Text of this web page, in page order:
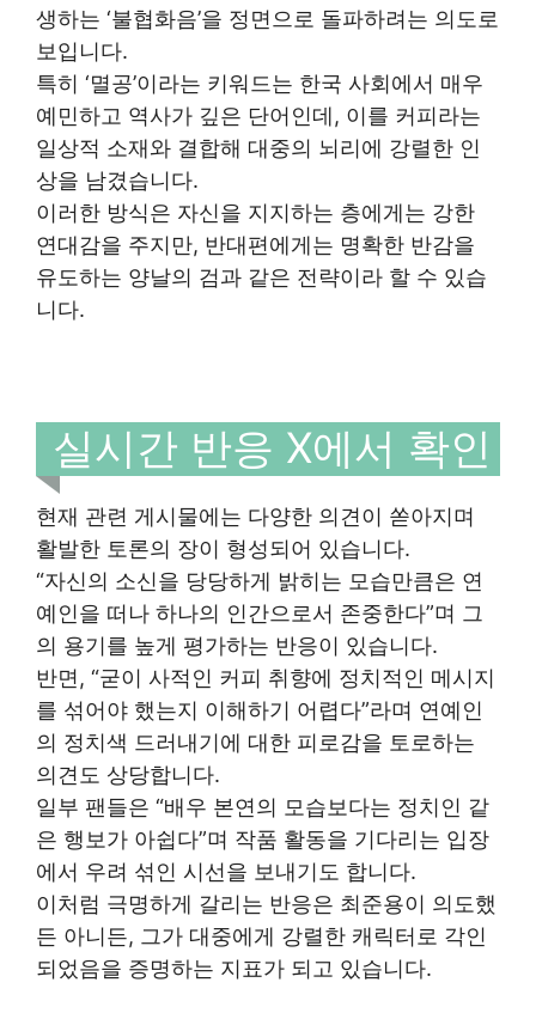
생하는 ‘불협화음’을 정면으로 돌파하려는 의도로
보입니다.
특히 ‘멸공’이라는 키워드는 한국 사회에서 매우
예민하고 역사가 깊은 단어인데, 이를 커피라는
일상적 소재와 결합해 대중의 뇌리에 강렬한 인
상을 남겼습니다.
이러한 방식은 자신을 지지하는 층에게는 강한
연대감을 주지만, 반대편에게는 명확한 반감을
유도하는 양날의 검과 같은 전략이라 할 수 있습
니다.
실시간 반응 X에서 확인
현재 관련 게시물에는 다양한 의견이 쏟아지며
활발한 토론의 장이 형성되어 있습니다.
“자신의 소신을 당당하게 밝히는 모습만큼은 연
예인을 떠나 하나의 인간으로서 존중한다”며 그
의 용기를 높게 평가하는 반응이 있습니다.
반면, “굳이 사적인 커피 취향에 정치적인 메시지
를 섞어야 했는지 이해하기 어렵다”라며 연예인
의 정치색 드러내기에 대한 피로감을 토로하는
의견도 상당합니다.
일부 팬들은 “배우 본연의 모습보다는 정치인 같
은 행보가 아쉽다”며 작품 활동을 기다리는 입장
에서 우려 섞인 시선을 보내기도 합니다.
이처럼 극명하게 갈리는 반응은 최준용이 의도했
든 아니든, 그가 대중에게 강렬한 캐릭터로 각인
되었음을 증명하는 지표가 되고 있습니다.